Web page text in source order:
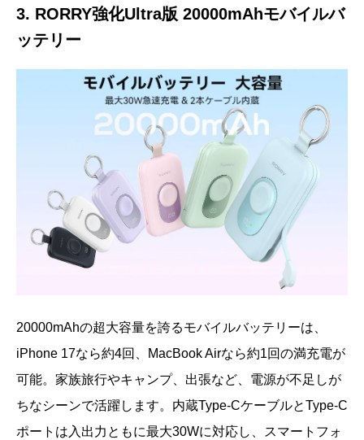
3. RORRY強化Ultra版 20000mAhモバイルバ
ッテリー
20000mAhの超大容量を誇るモバイルバッテリーは、
iPhone 17なら約4回、MacBook Airなら約1回の満充電が
可能。家族旅行やキャンプ、出張など、電源が不足しが
ちなシーンで活躍します。内蔵Type-CケーブルとType-C
ポートは入出力ともに最大30Wに対応し、スマートフォ